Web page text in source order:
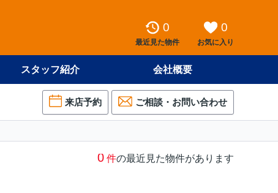
0
最近見た物件
0
お気に入り
スタッフ紹介 会社概要
来店予約 ご相談・お問い合わせ
0 件の最近見た物件があります